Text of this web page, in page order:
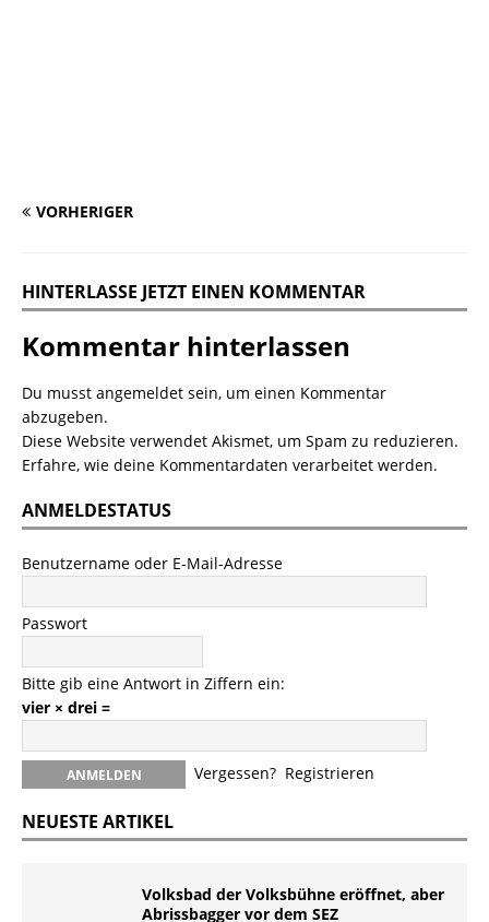
VORHERIGER
HINTERLASSE JETZT EINEN KOMMENTAR
Kommentar hinterlassen
Du musst angemeldet sein, um einen Kommentar
abzugeben.
Diese Website verwendet Akismet, um Spam zu reduzieren.
Erfahre, wie deine Kommentardaten verarbeitet werden.
ANMELDESTATUS
Benutzername oder E-Mail-Adresse
Passwort
Bitte gib eine Antwort in Ziffern ein:
vier × drei =
Vergessen? Registrieren
NEUESTE ARTIKEL
Volksbad der Volksbühne eröffnet, aber
Abrissbagger vor dem SEZ